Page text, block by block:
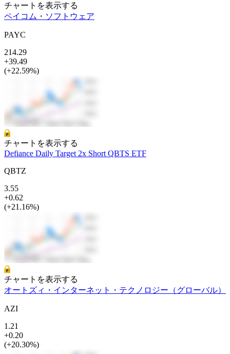
チャートを表示する
ペイコム・ソフトウェア
PAYC
214.29
+39.49
(+22.59%)
チャートを表示する
Defiance Daily Target 2x Short QBTS ETF
QBTZ
3.55
+0.62
(+21.16%)
チャートを表示する
オートズィ・インターネット・テクノロジー（グローバル）
AZI
1.21
+0.20
(+20.30%)